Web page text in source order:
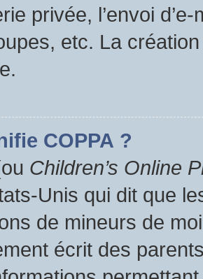
privée, l’envoi
etc. La
COPPA ?
Children’s Online
Unis qui dit que
de mineurs de
écrit des